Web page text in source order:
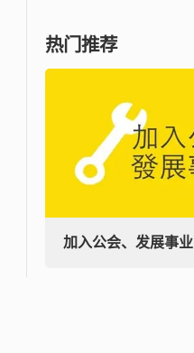
热门推荐
加入公会、发展事业